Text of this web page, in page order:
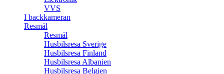
VVS
I backkameran
Resmål
Resmål
Husbilsresa Sverige
Husbilsresa Finland
Husbilsresa Albanien
Husbilsresa Belgien